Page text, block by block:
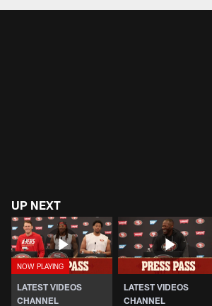
UP NEXT
LATEST VIDEOS
CHANNEL
LATEST VIDEOS
CHANNEL